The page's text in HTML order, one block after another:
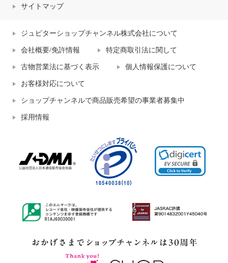
サイトマップ
ジュピターショップチャンネル株式会社について
会社概要/免許情報 特定商取引法に関して
古物営業法に基づく表示 個人情報保護について
お客様対応について
ショップチャンネルで商品販売希望の事業者募集中
採用情報